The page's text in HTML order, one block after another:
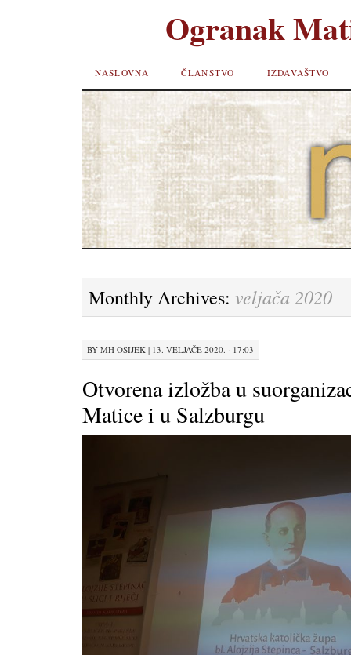
Ogranak
SKIP TO
CONTENT
NASLOVNA ČLANSTVO IZDAVAŠTVO
Monthly Archives: veljača 2020
BY MH OSIJEK | 13. VELJAČE 2020. · 17:03
Otvorena izložba u
Matice i u Salzburgu